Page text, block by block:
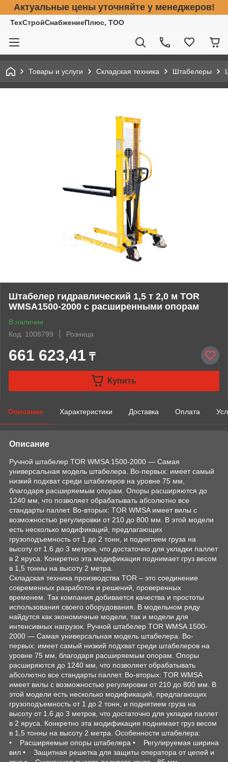
Актуальные цены уточняйте у менеджеров!
ТехСтройСнабжениеПлюс, ТОО
Товары и услуги Складская техника Штабелеры
Штабелер гидравлический 1,5 т 2,0 м TOR
WMSA1500-2000 с расширенными опорам
В наличии
Код: 1008799
Розница
661 623,41 ₸
Купить
Описание Характеристики Доставка Оплата
Описание
Ручной штабелер TOR WMSA 1500-2000 — Самая
универсальная модель штабелера. Во-первых: имеет самый
низкий подхват среди штабелеров на уровне 75 мм,
благодаря расширяемым опорам. Опоры расширяются до
1240 мм, что позволяет обрабатывать абсолютно все
стандарты паллет. Во-вторых: TOR WMSA имеет вилы с
возможностью регулировки от 210 до 800 мм. В этой модели
есть несколько модификаций, предлагающих
грузоподъемность от 1 до 2 тонн, и поднятием груза на
высоту от 1.6 до 3 метров, что достаточно для укладки паллет
в 2 яруса. Конкретно эта модификация поднимает груз весом
в 1,5 тонны на высоту 2 метра.
Складская техника производства TOR – это соединение
современных разработок и решений, проверенных
временем. Так компания добивается качества и простоты
использования своего оборудования. В модельном ряду
найдутся как экономичные модели, так и модели для
интенсивных нагрузок. Ручной штабелер TOR WMSA 1500-
2000 — Самая универсальная модель штабелера. Во-
первых: имеет самый низкий подхват среди штабелеров на
уровне 75 мм, благодаря расширяемым опорам. Опоры
расширяются до 1240 мм, что позволяет обрабатывать
абсолютно все стандарты паллет. Во-вторых: TOR WMSA
имеет вилы с возможностью регулировки от 210 до 800 мм. В
этой модели есть несколько модификаций, предлагающих
грузоподъемность от 1 до 2 тонн, и поднятием груза на
высоту от 1.6 до 3 метров, что достаточно для укладки паллет
в 2 яруса. Конкретно эта модификация поднимает груз весом
в 1,5 тонны на высоту 2 метра. Особенности штабелера:
• Расширяемые опоры штабелера • Регулируемая ширина
вил • Защитная решетка для защиты оператора от цепей и